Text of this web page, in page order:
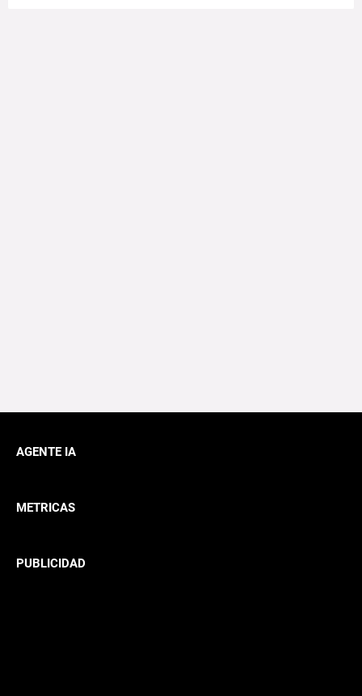
AGENTE IA
METRICAS
PUBLICIDAD